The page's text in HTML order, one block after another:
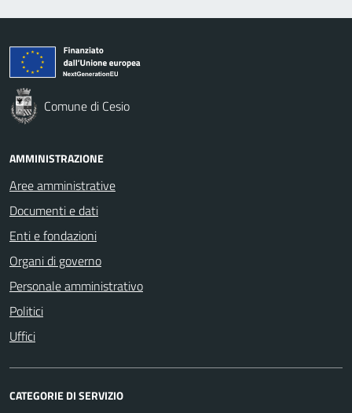
Comune di Cesio
AMMINISTRAZIONE
Aree amministrative
Documenti e dati
Enti e fondazioni
Organi di governo
Personale amministrativo
Politici
Uffici
CATEGORIE DI SERVIZIO